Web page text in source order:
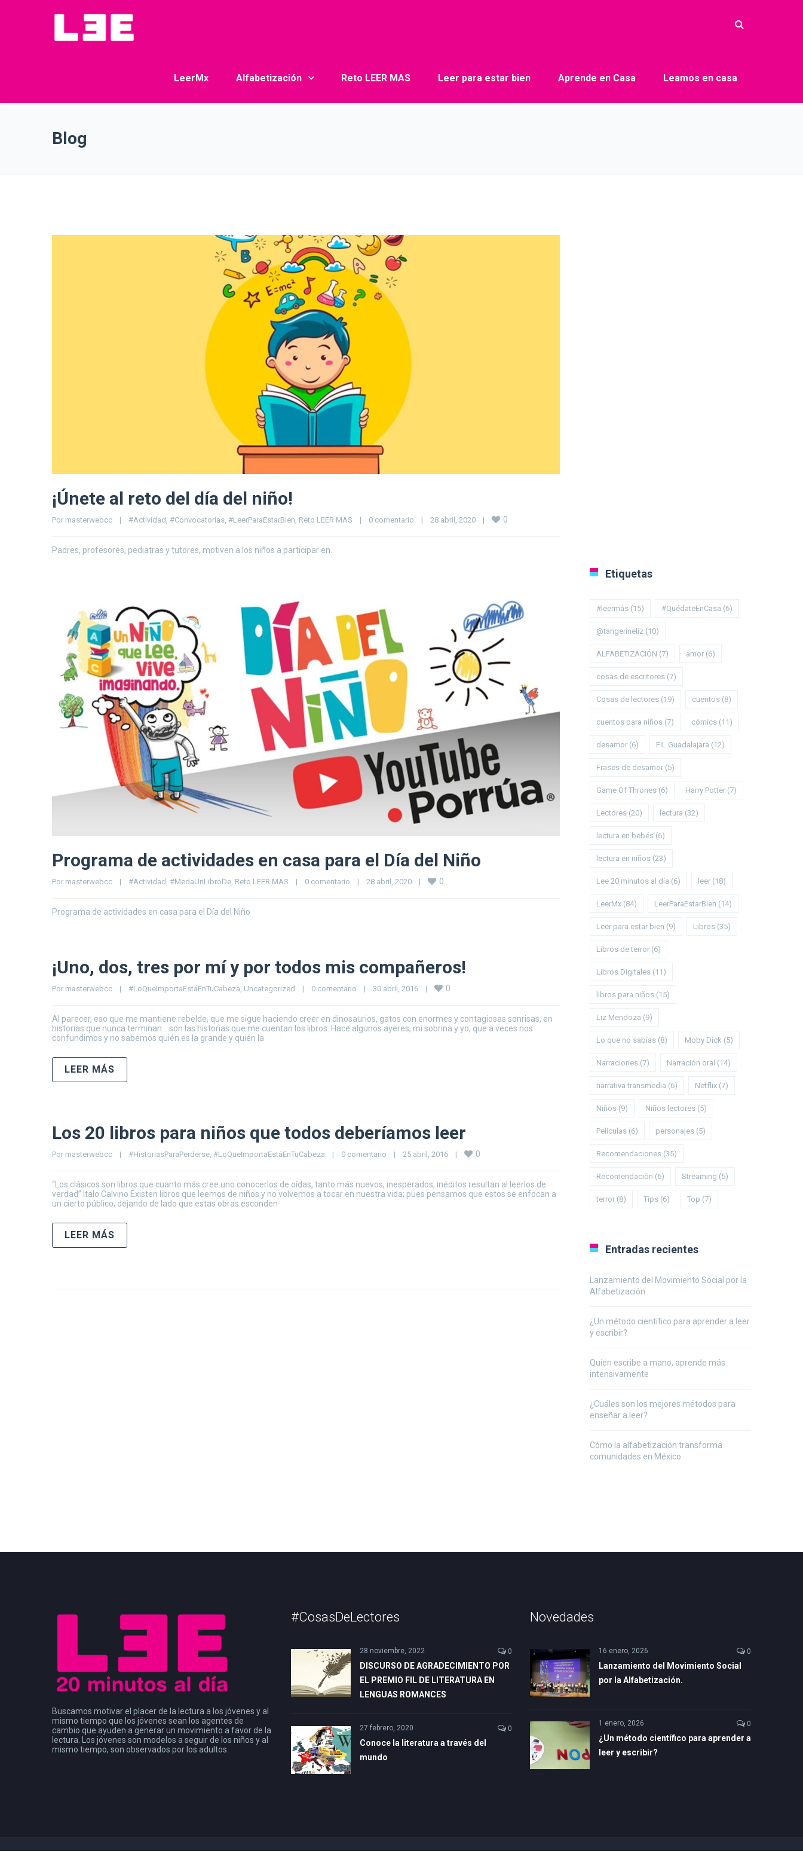
LeerMx Alfabetización Reto LEER MAS Leer para estar bien Aprende en Casa Leamos en casa
Blog
¡Únete al reto del día del niño!
Por masterwebcc | #Actividad , #Convocatorias, #LeerParaEstarBien, Reto LEER MAS | 0 comentario | 28 abril, 2020 | 0
Padres, profesores, pediatras y tutores, motiven a los niños a participar en..
Programa de actividades en casa para el Día del Niño
Por masterwebcc | #Actividad , #MedaUnLibroDe, Reto LEER MAS | 0 comentario | 28 abril, 2020 | 0
Programa de actividades en casa para el Día del Niño
¡Uno, dos, tres por mí y por todos mis compañeros!
Por masterwebcc | #LoQueImportaEstáEnTuCabeza, Uncategorized | 0 comentario | 30 abril, 2016 | 0
Al parecer, eso que me mantiene rebelde, que me sigue haciendo creer en dinosaurios, gatos con enormes y contagiosas sonrisas, en
historias que nunca terminan… son las historias que me cuentan los libros. Hace algunos ayeres, mi sobrina y yo, que a veces nos
confundimos y no sabemos quién es la grande y quién la
LEER MÁS
Los 20 libros para niños que todos deberíamos leer
Por masterwebcc | #HistoriasParaPerderse, #LoQueImportaEstáEnTuCabeza | 0 comentario | 25 abril, 2016 | 0
“Los clásicos son libros que cuanto más cree uno conocerlos de oídas, tanto más nuevos, inesperados, inéditos resultan al leerlos de
verdad” Italo Calvino Existen libros que leemos de niños y no volvemos a tocar en nuestra vida; pues pensamos que estos se enfocan a
un cierto público, dejando de lado que estas obras esconden
LEER MÁS
Etiquetas
#leermás (15) #QuédateEnCasa (6)
@tangerineliz (10)
ALFABETIZACIÓN (7) amor (6)
cosas de escritores (7)
Cosas de lectores (19) cuentos (8)
cuentos para niños (7) cómics (11)
desamor (6) FIL Guadalajara (12)
Frases de desamor (5)
Game Of Thrones (6) Harry Potter (7)
Lectores (20) lectura (32)
lectura en bebés (6)
lectura en niños (23)
Lee 20 minutos al día (6) leer (18)
LeerMx (84) LeerParaEstarBien (14)
Leer para estar bien (9) Libros (35)
Libros de terror (6)
Libros Digitales (11)
libros para niños (15)
Liz Mendoza (9)
Lo que no sabías (8) Moby Dick (5)
Narraciones (7) Narración oral (14)
narrativa transmedia (6) Netflix (7)
Niños (9) Niños lectores (5)
Peliculas (6) personajes (5)
Recomendaciones (35)
Recomendación (6) Streaming (5)
terror (8) Tips (6) Top (7)
Entradas recientes
Lanzamiento del Movimiento Social por la
Alfabetización.
¿Un método científico para aprender a leer
y escribir?
Quien escribe a mano, aprende más
intensivamente
¿Cuáles son los mejores métodos para
enseñar a leer?
Cómo la alfabetización transforma
comunidades en México
Buscamos motivar el placer de la lectura a los jóvenes y al
mismo tiempo que los jóvenes sean los agentes de
cambio que ayuden a generar un movimiento a favor de la
lectura. Los jóvenes son modelos a seguir de los niños y al
mismo tiempo, son observados por los adultos.
#CosasDeLectores
28 noviembre, 2022 0
DISCURSO DE AGRADECIMIENTO POR
EL PREMIO FIL DE LITERATURA EN
LENGUAS ROMANCES
27 febrero, 2020 0
Conoce la literatura a través del
mundo
Novedades
16 enero, 2026 0
Lanzamiento del Movimiento Social
por la Alfabetización.
1 enero, 2026 0
¿Un método científico para aprender a
leer y escribir?